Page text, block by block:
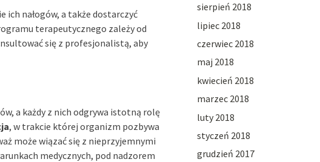
nałogów, a także dostarczyć
terapeutycznego zależy od
się z profesjonalistą, aby
a każdy z nich odgrywa istotną rolę
, w trakcie której organizm pozbywa
może wiązać się z nieprzyjemnymi
medycznych, pod nadzorem
sierpień 2018
lipiec 2018
czerwiec 2018
maj 2018
kwiecień 2018
marzec 2018
luty 2018
styczeń 2018
grudzień 2017